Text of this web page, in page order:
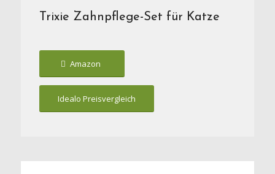
Trixie Zahnpflege-Set für Katze
Amazon
Idealo Preisvergleich